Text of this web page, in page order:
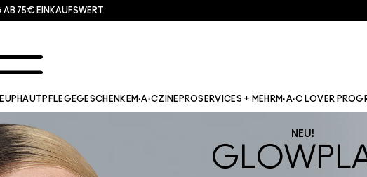
AB 75€ EINKAUFSWERT​
HAUTPFLEGEGESCHENKE M·A·CZINE PROSERVICES + MEHR M·A·C LOVER
NEU!